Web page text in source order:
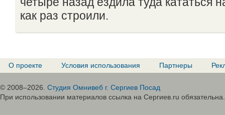
как раз строили.
О проекте Условия использования Партнеры
© 2008–2026. Студия Омнивеб г. Сергиев Посад
При использовании материалов ссылка на Сергиев.ru обязательна.